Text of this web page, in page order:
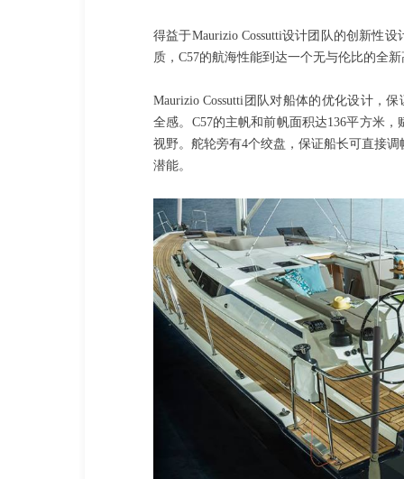
得益于Maurizio Cossutti设计团队的创新性
质，C57的航海性能到达一个无与伦比的全
Maurizio Cossutti团队对船体的优化设计，
全感。C57的主帆和前帆面积达136平方米
视野。舵轮旁有4个绞盘，保证船长可直接
潜能。